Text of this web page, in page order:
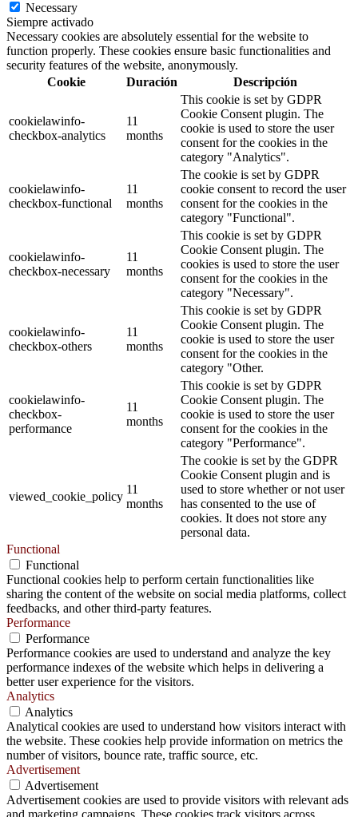
Necessary
Siempre activado
Necessary cookies are absolutely essential for the website to
function properly. These cookies ensure basic functionalities and
security features of the website, anonymously.
Cookie
Duración Descripción
cookielawinfo-
checkbox-analytics
11
months
This cookie is set by GDPR
Cookie Consent plugin. The
cookie is used to store the user
consent for the cookies in the
category "Analytics".
cookielawinfo-
checkbox-functional
11
months
The cookie is set by GDPR
cookie consent to record the user
consent for the cookies in the
category "Functional".
cookielawinfo-
checkbox-necessary
11
months
This cookie is set by GDPR
Cookie Consent plugin. The
cookies is used to store the user
consent for the cookies in the
category "Necessary".
cookielawinfo-
checkbox-others
11
months
This cookie is set by GDPR
Cookie Consent plugin. The
cookie is used to store the user
consent for the cookies in the
category "Other.
cookielawinfo-
checkbox-
performance
11
months
This cookie is set by GDPR
Cookie Consent plugin. The
cookie is used to store the user
consent for the cookies in the
category "Performance".
viewed_cookie_policy
11
months
The cookie is set by the GDPR
Cookie Consent plugin and is
used to store whether or not user
has consented to the use of
cookies. It does not store any
personal data.
Functional
Functional
Functional cookies help to perform certain functionalities like
sharing the content of the website on social media platforms, collect
feedbacks, and other third-party features.
Performance
Performance
Performance cookies are used to understand and analyze the key
performance indexes of the website which helps in delivering a
better user experience for the visitors.
Analytics
Analytics
Analytical cookies are used to understand how visitors interact with
the website. These cookies help provide information on metrics the
number of visitors, bounce rate, traffic source, etc.
Advertisement
Advertisement
Advertisement cookies are used to provide visitors with relevant ads